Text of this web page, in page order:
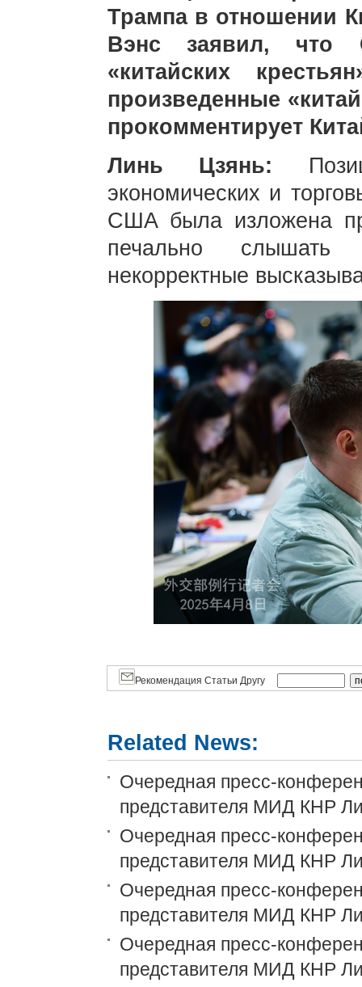
Трампа в отношении
Вэнс заявил, что
«китайских
произведенные
прокомментирует
Линь Цзянь:
экономических и
США была изложена
печально слышать
некорректные
Рекомендация Статьи Другу
Related News:
Очередная пресс-
представителя МИД КНР
Очередная пресс-
представителя МИД КНР
Очередная пресс-
представителя МИД КНР
Очередная пресс-
представителя МИД КНР